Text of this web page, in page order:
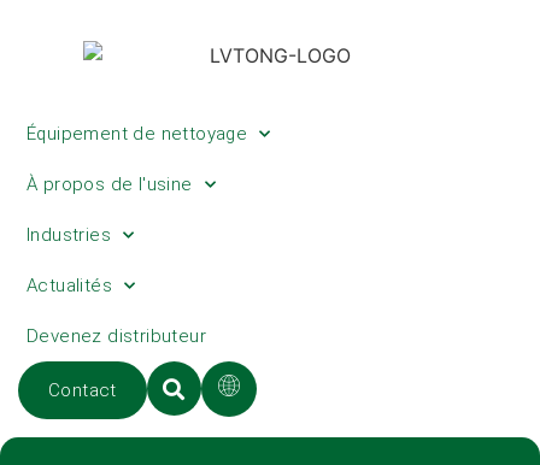
Équipement de nettoyage
À propos de l'usine
Industries
Actualités
Devenez distributeur
Contact